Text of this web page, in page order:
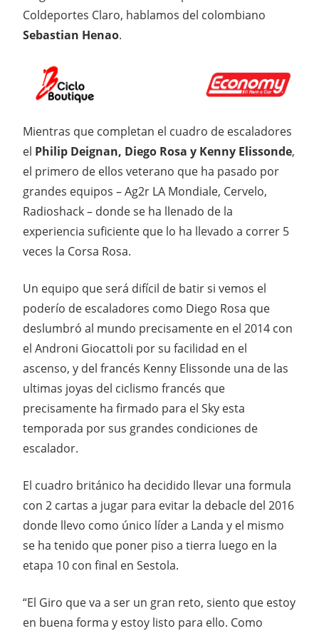
Coldeportes Claro, hablamos del colombiano
Sebastian Henao.
Mientras que completan el cuadro de escaladores
el Philip Deignan, Diego Rosa y Kenny Elissonde,
el primero de ellos veterano que ha pasado por
grandes equipos – Ag2r LA Mondiale, Cervelo,
Radioshack – donde se ha llenado de la
experiencia suficiente que lo ha llevado a correr 5
veces la Corsa Rosa.
Un equipo que será difícil de batir si vemos el
poderío de escaladores como Diego Rosa que
deslumbró al mundo precisamente en el 2014 con
el Androni Giocattoli por su facilidad en el
ascenso, y del francés Kenny Elissonde una de las
ultimas joyas del ciclismo francés que
precisamente ha firmado para el Sky esta
temporada por sus grandes condiciones de
escalador.
El cuadro británico ha decidido llevar una formula
con 2 cartas a jugar para evitar la debacle del 2016
donde llevo como único líder a Landa y el mismo
se ha tenido que poner piso a tierra luego en la
etapa 10 con final en Sestola.
“El Giro que va a ser un gran reto, siento que estoy
en buena forma y estoy listo para ello. Como